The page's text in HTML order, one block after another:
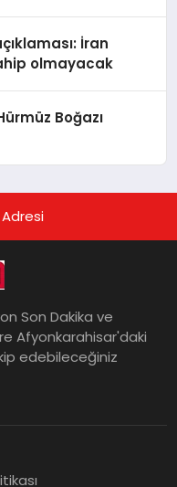
İran
olmayacak
Boğazı
Son Dakika ve
Afyonkarahisar'daki
edebileceğiniz